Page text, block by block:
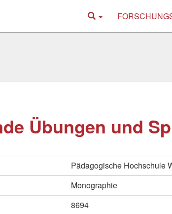
Übungen und
Pädagogische Hochschule
Monographie
8694